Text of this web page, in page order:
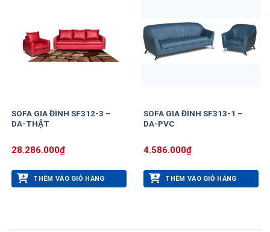
SOFA GIA ĐÌNH SF312-3 –
DA-THẬT
28.286.000₫
THÊM VÀO GIỎ HÀNG
SOFA GIA ĐÌNH SF313-1 –
DA-PVC
4.586.000₫
THÊM VÀO GIỎ HÀNG